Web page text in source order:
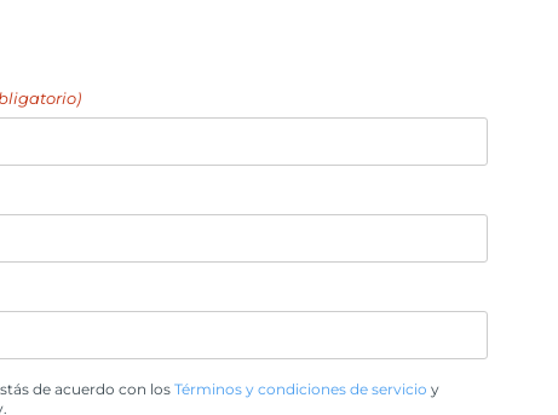
de acuerdo con losTérminos y condiciones de servicio y